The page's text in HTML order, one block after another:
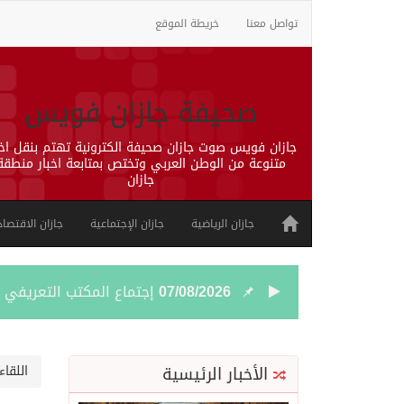
تواصل معنا خريطة الموقع
صحيفة جازان فويس
جازان فويس صوت جازان صحيفة الكترونية تهتم بنقل
متنوعة من الوطن العربي وتختص بمتابعة اخبار
جازان
جازان الرياضية جازان الإجتماعية جازان
07/08/2026 إجتماع المكتب التعريفي
الأخبار الرئيسية اللقاء